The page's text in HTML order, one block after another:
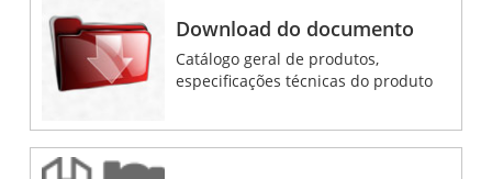
Download do documento
Catálogo geral de produtos,
especificações técnicas do produto